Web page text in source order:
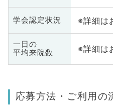
学会認定状況 ※詳細は
一日の
平均来院数
※詳細は
応募方法・ご利用の